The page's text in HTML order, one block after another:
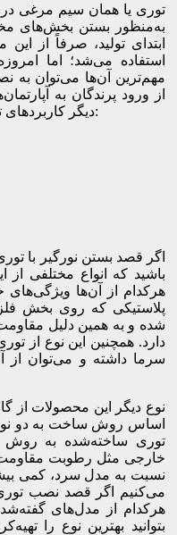
توری یا همان سیم مرغی
به‌منظور بستن بخش‌های
ابتدای تولید، صرفاً از
استفاده می‌شد؛ اما
مهم‌ترین آن‌ها می‌توان به
از ورود پرندگان به
دیگر کاربردهای توری می‌توان به موارد زیر اشاره کرد:
اگر قصد بستن نورگیر با
باشید که انواع مختلفی از
هرکدام از آن‌ها ویژگی‌های
پلاستیکی که روی بخش
شده و به همین دلیل
دارد. همچنین این نوع از
سرما داشته و می‌توان از
نوع دیگر این محصولات از
اساس روش ساخت به دو
توری ساخته‌شده به روش
خارجی مثل رطوبت مقاومت
نسبت به مدل سرد، کمی
می‌کنیم اگر قصد نصب توری
هرکدام از مدل‌های
بتوانید بهترین نوع را